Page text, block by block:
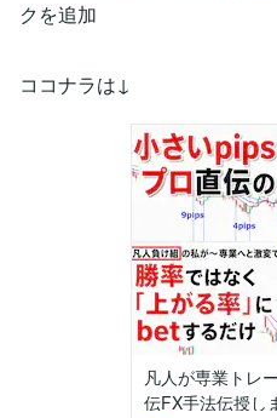
クを追加
ココナラは↓
凡人が専業トレ
伝FX手法伝授し